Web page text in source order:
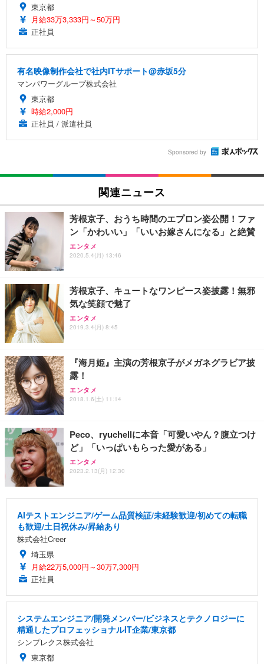
東京都
月給33万3,333円～50万円
正社員
有名映像制作会社で社内ITサポート@赤坂5分
マンパワーグループ株式会社
東京都
時給2,000円
正社員 / 派遣社員
Sponsored by
関連ニュース
芳根京子、おうち時間のエプロン姿公開！ファ
ン「かわいい」「いいお嫁さんになる」と絶賛
エンタメ
2020.5.4(月) 13:46
芳根京子、キュートなワンピース姿披露！無邪
気な笑顔で魅了
エンタメ
2019.3.4(月) 8:45
『海月姫』主演の芳根京子がメガネグラビア披
露！
エンタメ
2018.1.6(土) 11:14
Peco、ryuchellに本音「可愛いやん？腹立つけ
ど」「いっぱいもらった愛がある」
エンタメ
2023.2.13(月) 12:30
AIテストエンジニア/ゲーム品質検証/未経験歓迎/初めての転職
も歓迎/土日祝休み/昇給あり
株式会社Creer
埼玉県
月給22万5,000円～30万7,300円
正社員
システムエンジニア/開発メンバー/ビジネスとテクノロジーに
精通したプロフェッショナルIT企業/東京都
シンプレクス株式会社
東京都